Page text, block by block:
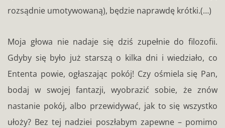
rozsądnie umotywowaną), będzie naprawdę krótki.(…)
Moja głowa nie nadaje się dziś zupełnie do filozofii.
Gdyby się było już starszą o kilka dni i wiedziało, co
Ententa powie, ogłaszając pokój! Czy ośmiela się Pan,
bodaj w swojej fantazji, wyobrazić sobie, że znów
nastanie pokój, albo przewidywać, jak to się wszystko
ułoży? Bez tej nadziei poszłabym zapewne – pomimo